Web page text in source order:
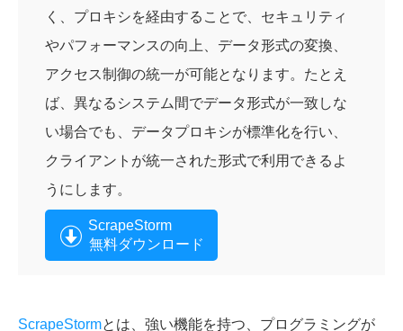
く、プロキシを経由することで、セキュリティ
やパフォーマンスの向上、データ形式の変換、
アクセス制御の統一が可能となります。たとえ
ば、異なるシステム間でデータ形式が一致しな
い場合でも、データプロキシが標準化を行い、
クライアントが統一された形式で利用できるよ
うにします。
ScrapeStorm
無料ダウンロード
ScrapeStormとは、強い機能を持つ、プログラミングが